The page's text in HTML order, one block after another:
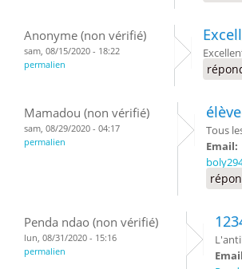
Anonyme (non vérifié)
sam, 08/15/2020 - 18:22
permalien
Mamadou (non vérifié)
sam, 08/29/2020 - 04:17
permalien
élève
Tous
Email:
Penda ndao (non vérifié)
lun, 08/31/2020 - 15:16
permalien